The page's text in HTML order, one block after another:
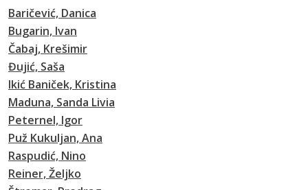
Baričević, Danica
Bugarin, Ivan
Čabaj, Krešimir
Đujić, Saša
Ikić Baniček, Kristina
Maduna, Sanda Livia
Peternel, Igor
Puž Kukuljan, Ana
Raspudić, Nino
Reiner, Željko